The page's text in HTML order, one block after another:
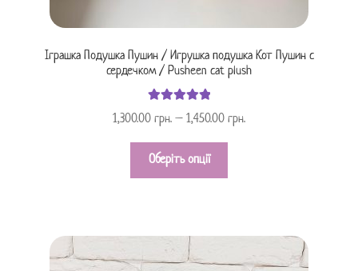
Іграшка Подушка Пушин / Игрушка подушка Кот Пушин с
сердечком / Pusheen cat plush
Оцінено в
1,300.00 грн. – 1,450.00 грн.
Оберіть опції